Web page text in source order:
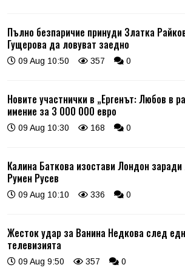
Пълно безпаричие принуди Златка
Гущерова да ловуват заедно
09 Aug 10:50 357 0
Новите участнички в „Ергенът: Любов в
имение за 3 000 000 евро
09 Aug 10:30 168 0
Калина Баткова изостави Лондон
Румен Русев
09 Aug 10:10 336 0
Жесток удар за Ванина Недкова след
телевизията
09 Aug 9:50 357 0